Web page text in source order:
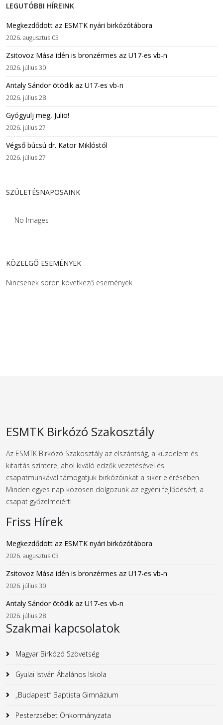
LEGUTÓBBI HÍREINK
Megkezdődött az ESMTK nyári birkózótábora
2026. augusztus 03
Zsitovoz Mása idén is bronzérmes az U17-es vb-n
2026. július 30
Antaly Sándor ötödik az U17-es vb-n
2026. július 28
Gyógyulj meg, Julio!
2026. július 27
Végső búcsú dr. Kator Miklóstól
2026. július 27
SZÜLETÉSNAPOSAINK
No Images
KÖZELGŐ ESEMÉNYEK
Nincsenek soron következő események
ESMTK Birkózó Szakosztály
Az ESMTK Birkózó Szakosztály az elszántság, a küzdelem és
kitartás színtere, ahol kiváló edzők vezetésével és
csapatmunkával támogatjuk birkózóinkat a siker elérésében.
Minden egyes nap közösen dolgozunk az egyéni fejlődésért, a
csapat győzelmeiért!
Friss Hírek
Megkezdődött az ESMTK nyári birkózótábora
2026. augusztus 03
Zsitovoz Mása idén is bronzérmes az U17-es vb-n
2026. július 30
Antaly Sándor ötödik az U17-es vb-n
2026. július 28
Szakmai kapcsolatok
Magyar Birkózó Szövetség
Gyulai István Általános Iskola
„Budapest” Baptista Gimnázium
Pesterzsébet Önkormányzata